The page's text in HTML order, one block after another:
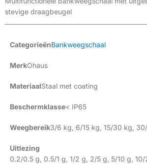
stevige draagbeugel
CategorieënBankweegschaal
MerkOhaus
MateriaalStaal met coating
Beschermklasse< IP65
Weegbereik3/6 kg, 6/15 kg, 15/30 kg,
Uitlezing
0.2/0.5 g, 0.5/1 g, 1/2 g, 2/5 g, 5/10 g, 10/